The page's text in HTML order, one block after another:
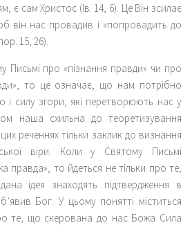
є сам Христос (Ів. 14, 6). Це Він зсилає
він нас провадив і «попровадить до
15, 26).
Письмі про «пізнання правди» чи про
то це означає, що нам потрібно
і силу згори, які перетворюють нас у
наша схильна до теоретизування
реченнях тільки заклик до визнання
віри. Коли у Святому Письмі
правда», то йдеться не тільки про те,
ідея знаходять підтвердження в
Бог. У цьому понятті міститься
те, що скерована до нас Божа Сила